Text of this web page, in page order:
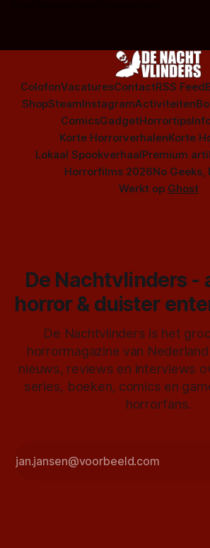
ColofonVacaturesContactRSS Feed
ShopSteamInstagramActiviteiten
ComicsGadgetHorrortips
Korte HorrorverhalenKorte
Lokaal SpookverhaalPremium
Horrorfilms 2026No Geeks,
Werkt op Ghost
De Nachtvlinders -
horror & duister
De Nachtvlinders is het
horrormagazine van
nieuws, reviews en interviews
series, boeken, comics en
horrorfans.